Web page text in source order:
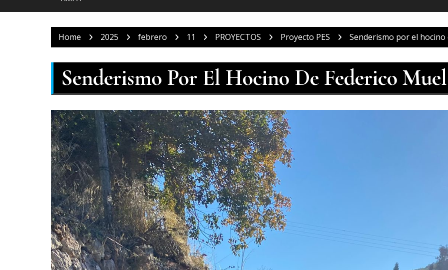
Home 2025 febrero 11 PROYECTOS Proyecto PES Senderismo por el hocino
Senderismo Por El Hocino De Federico